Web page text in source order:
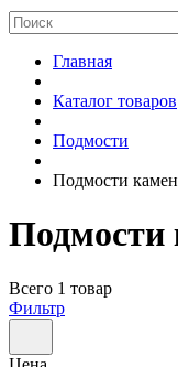
Главная
Каталог товаров
Подмости
Подмости
Всего 1 товар
Фильтр